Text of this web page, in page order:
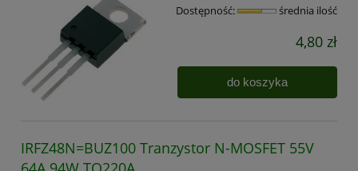
Dostępność: średnia ilość
4,80 zł
do koszyka
IRFZ48N=BUZ100 Tranzystor N-MOSFET 55V